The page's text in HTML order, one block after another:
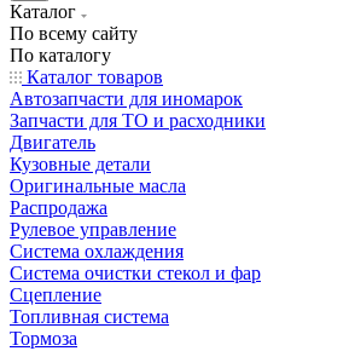
Каталог
По всему сайту
По каталогу
Каталог товаров
Автозапчасти для иномарок
Запчасти для ТО и расходники
Двигатель
Кузовные детали
Оригинальные масла
Распродажа
Рулевое управление
Система охлаждения
Система очистки стекол и фар
Сцепление
Топливная система
Тормоза